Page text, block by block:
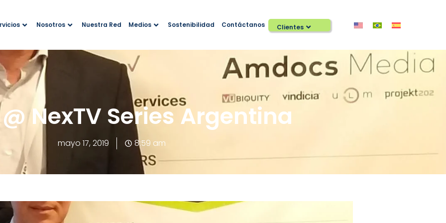
Nosotros Nuestra Red Medios Sostenibilidad Contáctanos Clientes
NexTV Series Argentina
mayo 17, 2019 8:59 am